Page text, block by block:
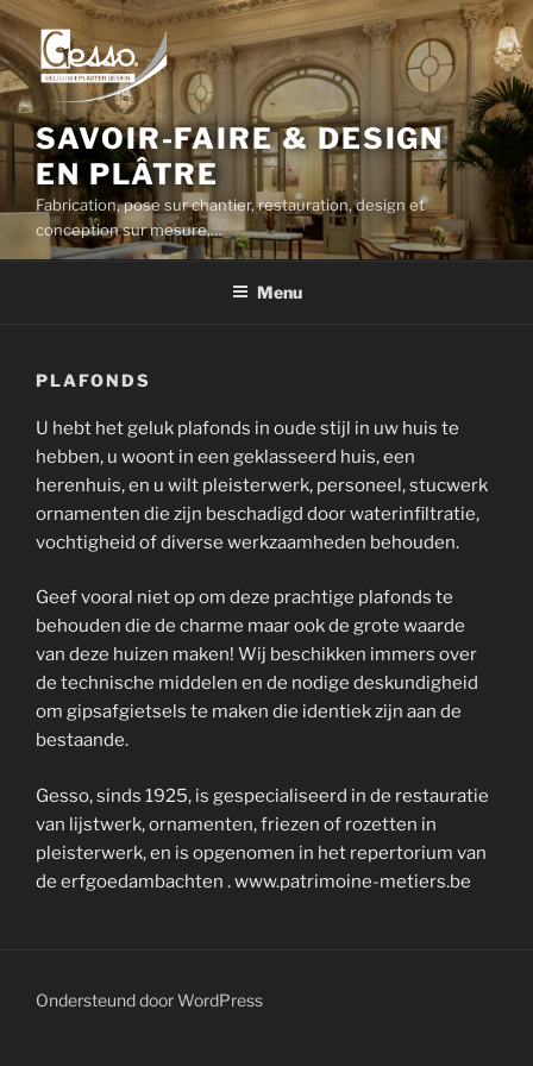
Ga
naar
de
inhoud
SAVOIR-FAIRE & DESIGN
EN PLÂTRE
Fabrication, pose sur chantier, restauration, design et
conception sur mesure,…
Menu
PLAFONDS
U hebt het geluk plafonds in oude stijl in uw huis te
hebben, u woont in een geklasseerd huis, een
herenhuis, en u wilt pleisterwerk, personeel, stucwerk
ornamenten die zijn beschadigd door waterinfiltratie,
vochtigheid of diverse werkzaamheden behouden.
Geef vooral niet op om deze prachtige plafonds te
behouden die de charme maar ook de grote waarde
van deze huizen maken! Wij beschikken immers over
de technische middelen en de nodige deskundigheid
om gipsafgietsels te maken die identiek zijn aan de
bestaande.
Gesso, sinds 1925, is gespecialiseerd in de restauratie
van lijstwerk, ornamenten, friezen of rozetten in
pleisterwerk, en is opgenomen in het repertorium van
de erfgoedambachten . www.patrimoine-metiers.be
Ondersteund door WordPress